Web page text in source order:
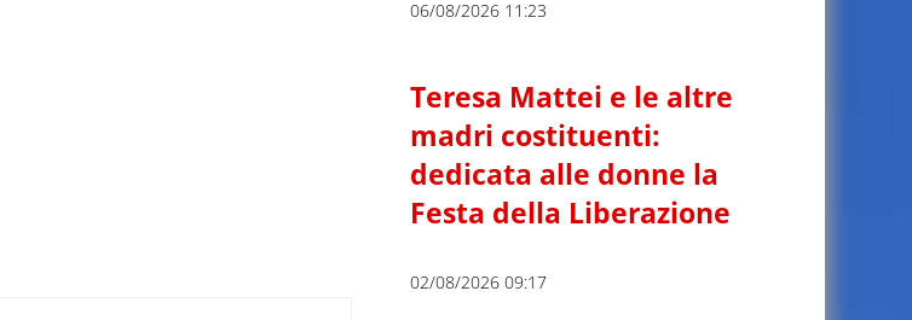
06/08/2026 11:23
Teresa Mattei e le altre
madri costituenti:
dedicata alle donne la
Festa della Liberazione
02/08/2026 09:17